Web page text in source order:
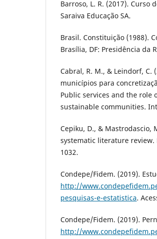
Barroso, L. R. (2017).
Saraiva Educação SA.
Brasil. Constituição (1988).
Brasília, DF: Presidência da
Cabral, R. M., & Leindorf, C.
municípios para
Public services and the
sustainable communities.
Cepiku, D., & Mastrodascio,
systematic literature review.
1032.
Condepe/Fidem. (2019).
http://
pesquisas-e-estatistica.
Condepe/Fidem. (2019).
http://